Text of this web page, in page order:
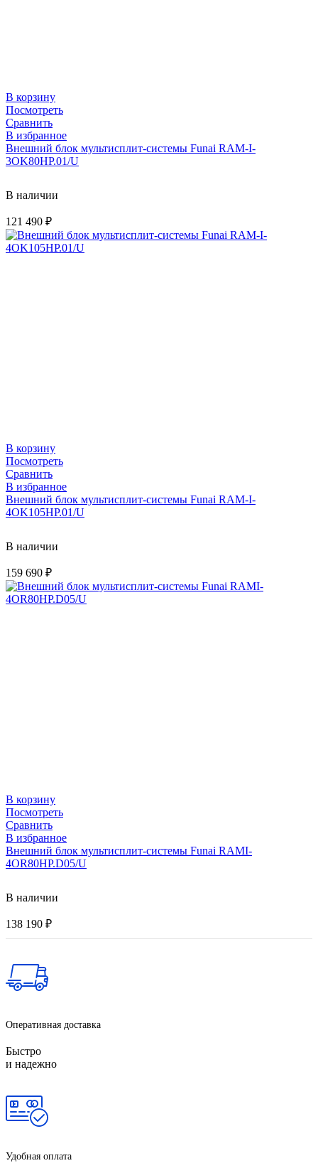
В корзину
Посмотреть
Сравнить
В избранное
Внешний блок мультисплит-системы Funai RAM-I-
3OK80HP.01/U
В наличии
121 490 ₽
В корзину
Посмотреть
Сравнить
В избранное
Внешний блок мультисплит-системы Funai RAM-I-
4OK105HP.01/U
В наличии
159 690 ₽
В корзину
Посмотреть
Сравнить
В избранное
Внешний блок мультисплит-системы Funai RAMI-
4OR80HP.D05/U
В наличии
138 190 ₽
Оперативная доставка
Быстро
и надежно
Удобная оплата